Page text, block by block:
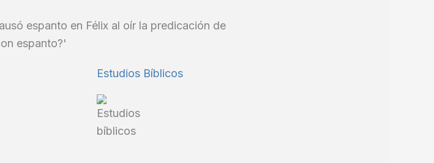
espanto en Félix al oír la predicación de
espanto?'
Estudios Bíblicos